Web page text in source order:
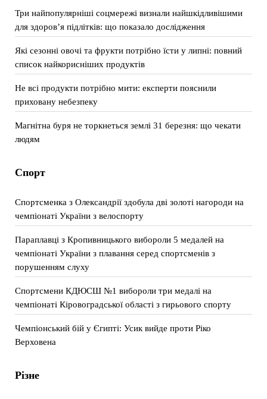
Три найпопулярніші соцмережі визнали найшкідливішими
для здоров’я підлітків: що показало дослідження
Які сезонні овочі та фрукти потрібно їсти у липні: повний
список найкорисніших продуктів
Не всі продукти потрібно мити: експерти пояснили
приховану небезпеку
Магнітна буря не торкнеться землі 31 березня: що чекати
людям
Спорт
Спортсменка з Олександрії здобула дві золоті нагороди на
чемпіонаті України з велоспорту
Параплавці з Кропивницького вибороли 5 медалей на
чемпіонаті України з плавання серед спортсменів з
порушенням слуху
Спортсмени КДЮСШ №1 вибороли три медалі на
чемпіонаті Кіровоградської області з гирьового спорту
Чемпіонський бій у Єгипті: Усик вийде проти Ріко
Верховена
Різне